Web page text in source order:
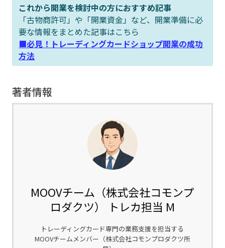
これから開業を検討中の方におすすめ記事
「古物商許可」や「開業資金」など、開業準備に必
要な情報をまとめた記事はこちら
■必見！トレーディングカードショップ開業の成功
方法
著者情報
MOOVチーム（株式会社コモンプ
ロダクツ） トレカ担当 M
トレーディングカード専門の業務支援を担当する
MOOVチームメンバー（株式会社コモンプロダクツ所